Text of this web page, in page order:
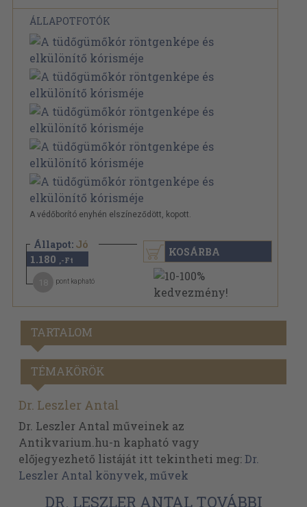
ÁLLAPOTFOTÓK
A védőborító enyhén elszíneződött, kopott.
Állapot: Jó
1.180 ,-Ft
pont kapható
KOSÁRBA
TARTALOM
TÉMAKÖRÖK
Dr. Leszler Antal
Dr. Leszler Antal műveinek az
Antikvarium.hu-n kapható vagy
előjegyezhető listáját itt tekintheti meg:Dr.
Leszler Antal könyvek, művek
DR. LESZLER ANTAL TOVÁBBI